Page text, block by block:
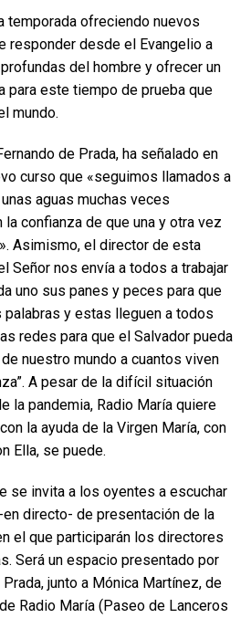
temporada ofreciendo nuevos
responder desde el Evangelio a
del hombre y ofrecer un
para este tiempo de prueba que
mundo.
de Prada, ha señalado en
curso que «seguimos llamados a
aguas muchas veces
confianza de que una y otra vez
Asimismo, el director de esta
Señor nos envía a todos a trabajar
uno sus panes y peces para que
y estas lleguen a todos
redes para que el Salvador pueda
nuestro mundo a cuantos viven
A pesar de la difícil situación
la pandemia, Radio María quiere
la ayuda de la Virgen María, con
Ella, se puede.
se invita a los oyentes a escuchar
directo- de presentación de la
el que participarán los directores
Será un espacio presentado por
junto a Mónica Martínez, de
Radio María (Paseo de Lanceros